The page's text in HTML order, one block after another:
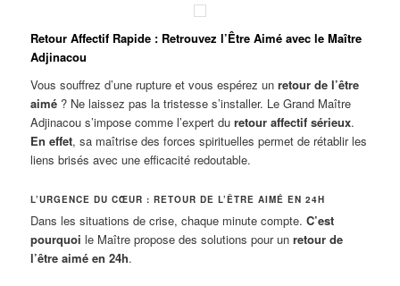
Retour Affectif Rapide : Retrouvez l’Être Aimé avec le Maître
Adjinacou
Vous souffrez d’une rupture et vous espérez unretour de l’être
aimé ? Ne laissez pas la tristesse s’installer. Le Grand Maître
Adjinacou s’impose comme l’expert duretour affectif sérieux.
En effet, sa maîtrise des forces spirituelles permet de rétablir les
liens brisés avec une efficacité redoutable.
L’URGENCE DU CŒUR : RETOUR DE L’ÊTRE AIMÉ EN 24H
Dans les situations de crise, chaque minute compte.C’est
pourquoi le Maître propose des solutions pour unretour de
l’être aimé en 24h.